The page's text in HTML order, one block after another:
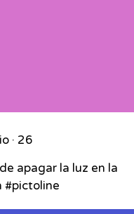
· 26
apagar la luz en la
#pictoline